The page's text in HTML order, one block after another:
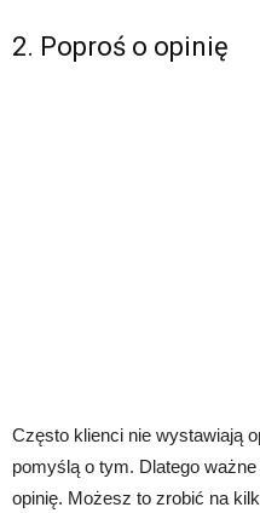
2. Poproś o opinię
Często klienci nie wystawiają
pomyślą o tym. Dlatego
opinię. Możesz to zrobić na